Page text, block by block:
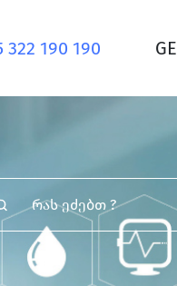
322 190 190 GE